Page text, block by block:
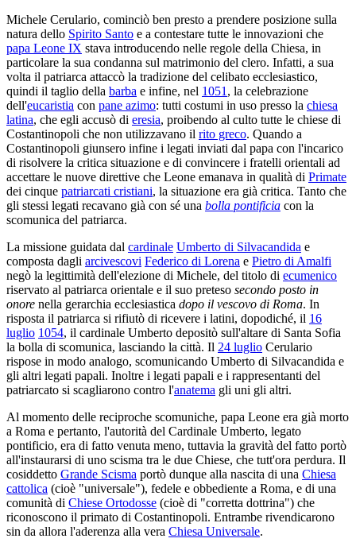
Michele Cerulario, cominciò ben presto a prendere posizione sulla
natura dello Spirito Santo e a contestare tutte le innovazioni che
papa Leone IX stava introducendo nelle regole della Chiesa, in
particolare la sua condanna sul matrimonio del clero. Infatti, a sua
volta il patriarca attaccò la tradizione del celibato ecclesiastico,
quindi il taglio della barba e infine, nel 1051 , la celebrazione
dell'eucaristia con pane azimo: tutti costumi in uso presso la chiesa
latina, che egli accusò di eresia, proibendo al culto tutte le chiese di
Costantinopoli che non utilizzavano il rito greco. Quando a
Costantinopoli giunsero infine i legati inviati dal papa con l'incarico
di risolvere la critica situazione e di convincere i fratelli orientali ad
accettare le nuove direttive che Leone emanava in qualità di Primate
dei cinque patriarcati cristiani, la situazione era già critica. Tanto che
gli stessi legati recavano già con sé una bolla pontificia con la
scomunica del patriarca.
La missione guidata dal cardinale Umberto di Silvacandida e
composta dagli arcivescovi Federico di Lorena e Pietro di Amalfi
negò la legittimità dell'elezione di Michele, del titolo di ecumenico
riservato al patriarca orientale e il suo preteso secondo posto in
onore nella gerarchia ecclesiastica dopo il vescovo di Roma. In
risposta il patriarca si rifiutò di ricevere i latini, dopodiché, il 16
luglio 1054, il cardinale Umberto depositò sull'altare di Santa Sofia
la bolla di scomunica, lasciando la città. Il 24 luglio Cerulario
rispose in modo analogo, scomunicando Umberto di Silvacandida e
gli altri legati papali. Inoltre i legati papali e i rappresentanti del
patriarcato si scagliarono contro l'anatema gli uni gli altri.
Al momento delle reciproche scomuniche, papa Leone era già morto
a Roma e pertanto, l'autorità del Cardinale Umberto, legato
pontificio, era di fatto venuta meno, tuttavia la gravità del fatto portò
all'instaurarsi di uno scisma tra le due Chiese, che tutt'ora perdura. Il
cosiddetto Grande Scisma portò dunque alla nascita di una Chiesa
cattolica (cioè "universale"), fedele e obbediente a Roma, e di una
comunità di Chiese Ortodosse (cioè di "corretta dottrina") che
riconoscono il primato di Costantinopoli. Entrambe rivendicarono
sin da allora l'aderenza alla vera Chiesa Universale.